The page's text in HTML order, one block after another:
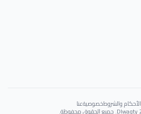
الأحكام والشروطخصوصيةعنا